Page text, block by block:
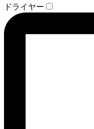
ドライヤー